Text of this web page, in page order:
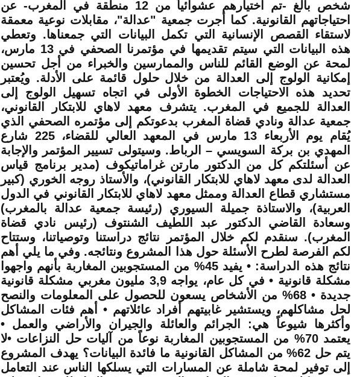
شخص بالغ -تم اختيارهم عشوائياً من 12 منطقة في المغرب- عن
احتياجاتهم القانونية. كما أجرت جمعية "عدالة"، مقابلات نوعية معمقة
لاستقاء القصص الإنسانية التي تكمل البيانات التي جمعناها. وتعطي
هذه البيانات التي سيتم تقديمها في مؤتمرنا الصحفي في 13 مارس،
لمحة عن الوضع القائم للناس والممارسين والخبراء من أجل تحسين
إمكانية الولوج إلى العدالة من خلال حلول قائمة على الأدلة. ويُعتبر
تحديد هذه الاحتياجات الخطوة الأولى في اتجاه تسهيل الولوج إلى
العدالة للجميع في المغرب. يتشرف معهد لاهاي للابتكار القانوني،
جمعية عدالة ونادي قضاة المغرب بدعوتكم إلى مؤتمره الصحفي الذي
يُقام يوم الأربعاء 13 مارس في المعهد العالي للقضاء، 225 شارع
المهدي بن بركة السويسي – الرباط. وسيتولى تسيير المؤتمر والإجابة
عن أسئلتكم كل من الدكتور مارتن غراماتيكوف (مدير برنامج قياس
العدالة لدى معهد لاهاي للابتكار القانوني)، والأستاذ روجه الخوري (كبير
مستشاري قطاع العدالة وممثل معهد لاهاي للابتكار القانوني في الدول
العربية)، والاستاذة جميلة السيوري (رئيسة جمعية عدالة بالمغرب)
وسعادة القاضي الدكتور عبد اللطيف الشنتوف (رئيس نادي قضاة
المغرب). سنقدم لكم خلال المؤتمر نتائج دراستنا وتوصياتنا، وستتاح
لكم الفرصة لطرح الأسئلة حول هذا المشروع ونتائجه. وفي ما يلي أهم
نتائج هذه الدراسة: • يفيد 45% من المستجوبين المغاربة بأنهم واجهوا
مشكلة قانونية • في كل عام، يواجه 3,9 مليون مغربي مشكلة قانونية
جديدة • 68% من الأشخاص يسعون للحصول على المعلومات والنصح
لحل مشاكلهم، ويستشير غابيتهم أفراد عائلاتهم • أهم فئات المشاكل
وأكثرها شيوعاً هي: الجرائم والعائلة والجيران والأراضي والعمل •
يعتمد 70% من المستجوبين المغاربة نوعاً من آليات حل النزاعات •لا
يتم حل 62% من المشاكل القانونية ما فائدة البيانات؟ يهدف المشروع
إلى توفير لمحة شاملة عن المسارات التي يسلكها الناس عند التعامل